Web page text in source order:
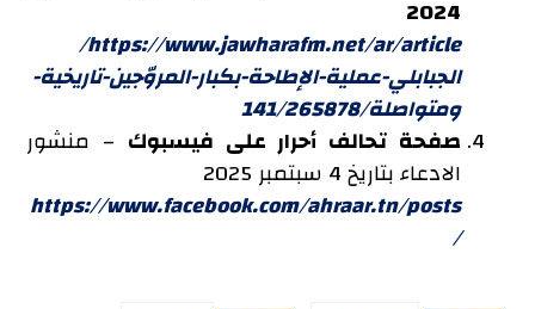
2024
https://www.jawharafm.net/ar/article/
الجبابلي-عملية-الإطاحة-بكبار-المروّجين-تاريخية-
ومتواصلة/141/265878
صفحة تحالف أحرار على فيسبوك – منشور
الادعاء بتاريخ 4 سبتمبر 2025
https://www.facebook.com/ahraar.tn/posts
/